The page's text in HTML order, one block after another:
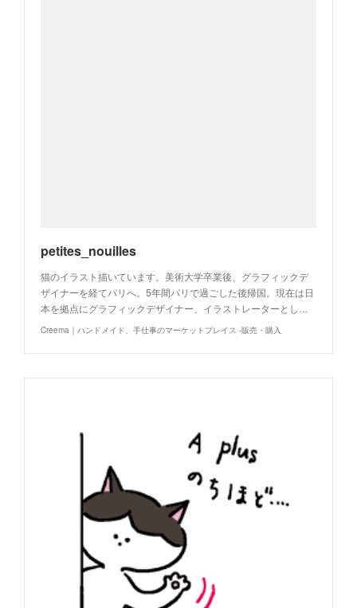
petites_nouilles
猫のイラスト描いています。美術大学卒業後、グラフィックデ
ザイナーを経てパリへ。5年間パリで過ごした後帰国。現在は日
本を拠点にグラフィックデザイナー、イラストレーターとし…
Creema｜ハンドメイド、手仕事のマーケットプレイス -販売・購入